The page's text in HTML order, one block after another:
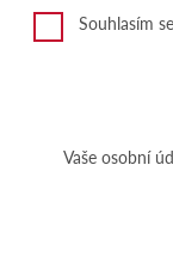
Souhlasím
Vaše osobní